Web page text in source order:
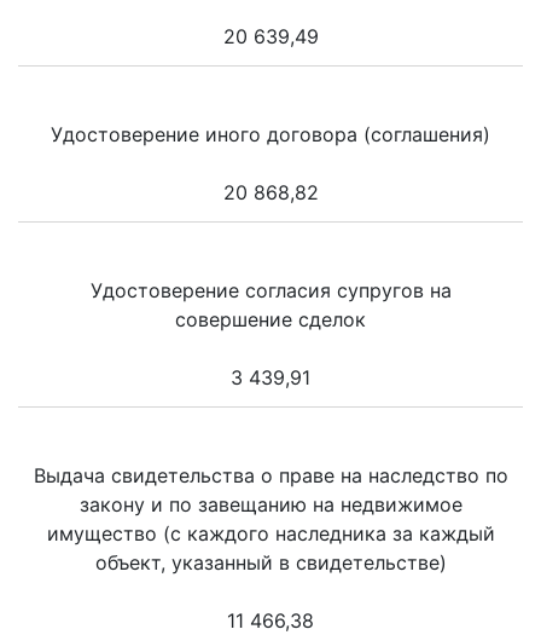
20 639,49
Удостоверение иного договора (соглашения)
20 868,82
Удостоверение согласия супругов на
совершение сделок
3 439,91
Выдача свидетельства о праве на наследство по
закону и по завещанию на недвижимое
имущество (с каждого наследника за каждый
объект, указанный в свидетельстве)
11 466,38